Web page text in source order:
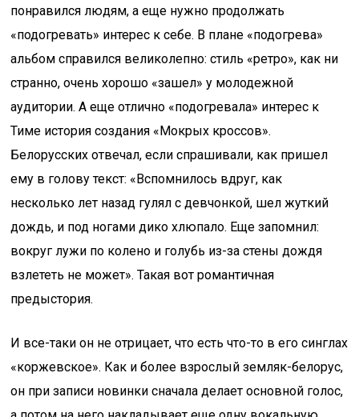
понравился людям, а еще нужно продолжать
«подогревать» интерес к себе. В плане «подогрева»
альбом справился великолепно: стиль «ретро», как ни
странно, очень хорошо «зашел» у молодежной
аудитории. А еще отлично «подогревала» интерес к
Тиме история создания «Мокрых кроссов».
Белорусских отвечал, если спрашивали, как пришел
ему в голову текст: «Вспомнилось вдруг, как
несколько лет назад гулял с девчонкой, шел жуткий
дождь, и под ногами дико хлюпало. Еще запомнил:
вокруг лужи по колено и голубь из-за стены дождя
взлететь не может». Такая вот романтичная
предыстория.
И все-таки он не отрицает, что есть что-то в его синглах
«коржевское». Как и более взрослый земляк-белорус,
он при записи новинки сначала делает основной голос,